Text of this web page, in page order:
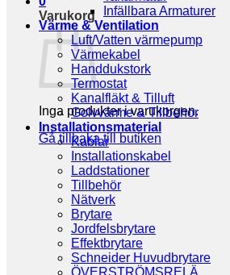
Varukorg
Inga produkter i varukorgen.
Gå tillbaka till butiken
Infällbara Armaturer
Värme & Ventilation
Luft/Vatten värmepump
Värmekabel
Handdukstork
Termostat
Kanalfläkt & Tilluft
Golvvärme & Tillbehör
Installationsmaterial
Kablar
Installationskabel
Laddstationer
Tillbehör
Nätverk
Brytare
Jordfelsbrytare
Effektbrytare
Schneider Huvudbrytare
ÖVERSTRÖMSRELÄ